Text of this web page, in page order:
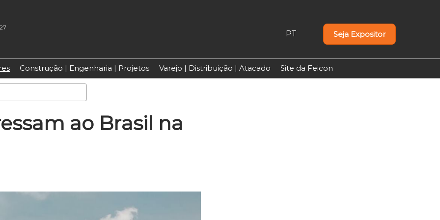
PT
EN
Seja Expositor
Construção | Engenharia | Projetos Varejo | Distribuição | Atacado Site da Feicon
ao Brasil na